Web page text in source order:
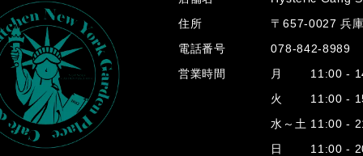
住所
〒657-0027 兵
電話番号
078-842-8989
営業時間
月 11:00 -
火 11:00 -
水～土 11:00 -
日 11:00 -